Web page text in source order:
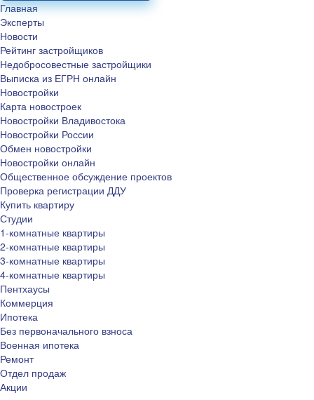
Главная
Эксперты
Новости
Рейтинг застройщиков
Недобросовестные застройщики
Выписка из ЕГРН онлайн
Новостройки
Карта новостроек
Новостройки Владивостока
Новостройки России
Обмен новостройки
Новостройки онлайн
Общественное обсуждение проектов
Проверка регистрации ДДУ
Купить квартиру
Студии
1-комнатные квартиры
2-комнатные квартиры
3-комнатные квартиры
4-комнатные квартиры
Пентхаусы
Коммерция
Ипотека
Без первоначального взноса
Военная ипотека
Ремонт
Отдел продаж
Акции